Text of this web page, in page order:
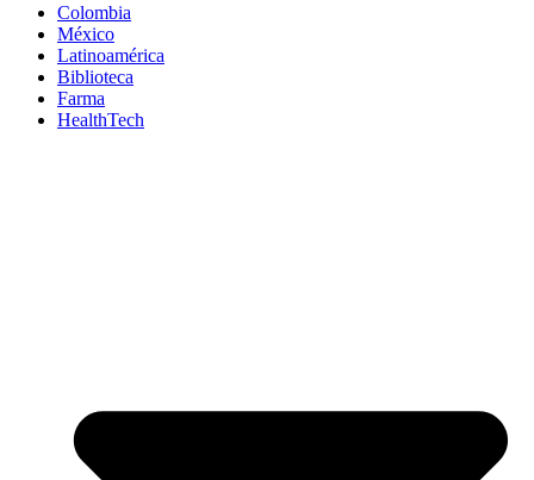
Colombia
México
Latinoamérica
Biblioteca
Farma
HealthTech